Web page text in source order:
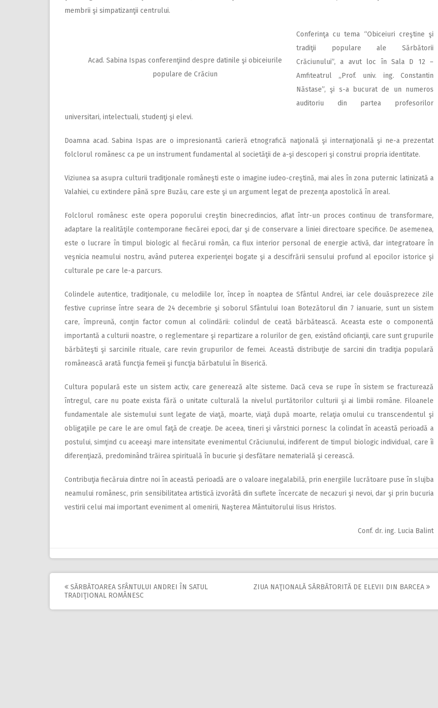
membrii şi simpatizanţii centrului.
Acad. Sabina Ispas conferenţiind despre datinile şi obiceiurile
populare de Crăciun
Conferinţa cu tema “Obiceiuri creştine şi
tradiţii populare ale Sărbătorii
Crăciunului”, a avut loc în Sala D 12 –
Amfiteatrul „Prof. univ. ing. Constantin
Năstase”, şi s-a bucurat de un numeros
auditoriu din partea profesorilor
universitari, intelectuali, studenţi şi elevi.
Doamna acad. Sabina Ispas are o impresionantă carieră etnografică naţională şi internaţională şi ne-a prezentat
folclorul românesc ca pe un instrument fundamental al societăţii de a-şi descoperi şi construi propria identitate.
Viziunea sa asupra culturii tradiţionale româneşti este o imagine iudeo-creştină, mai ales în zona puternic latinizată a
Valahiei, cu extindere până spre Buzău, care este şi un argument legat de prezenţa apostolică în areal.
Folclorul românesc este opera poporului creştin binecredincios, aflat într-un proces continuu de transformare,
adaptare la realităţile contemporane fiecărei epoci, dar şi de conservare a liniei directoare specifice. De asemenea,
este o lucrare în timpul biologic al fiecărui român, ca flux interior personal de energie activă, dar integratoare în
veşnicia neamului nostru, având puterea experienţei bogate şi a descifrării sensului profund al epocilor istorice şi
culturale pe care le-a parcurs.
Colindele autentice, tradiţionale, cu melodiile lor, încep în noaptea de Sfântul Andrei, iar cele douăsprezece zile
festive cuprinse între seara de 24 decembrie şi soborul Sfântului Ioan Botezătorul din 7 ianuarie, sunt un sistem
care, împreună, conţin factor comun al colindării: colindul de ceată bărbătească. Aceasta este o componentă
importantă a culturii noastre, o reglementare şi repartizare a rolurilor de gen, existând oficianţii, care sunt grupurile
bărbăteşti şi sarcinile rituale, care revin grupurilor de femei. Această distribuţie de sarcini din tradiţia populară
românească arată funcţia femeii şi funcţia bărbatului în Biserică.
Cultura populară este un sistem activ, care generează alte sisteme. Dacă ceva se rupe în sistem se fracturează
întregul, care nu poate exista fără o unitate culturală la nivelul purtătorilor culturii şi ai limbii române. Filoanele
fundamentale ale sistemului sunt legate de viaţă, moarte, viaţă după moarte, relaţia omului cu transcendentul şi
obligaţiile pe care le are omul faţă de creaţie. De aceea, tineri şi vârstnici pornesc la colindat în această perioadă a
postului, simţind cu aceeaşi mare intensitate evenimentul Crăciunului, indiferent de timpul biologic individual, care îi
diferenţiază, predominând trăirea spirituală în bucurie şi desfătare nematerială şi cerească.
Contribuţia fiecăruia dintre noi în această perioadă are o valoare inegalabilă, prin energiile lucrătoare puse în slujba
neamului românesc, prin sensibilitatea artistică izvorâtă din suflete încercate de necazuri şi nevoi, dar şi prin bucuria
vestirii celui mai important eveniment al omenirii, Naşterea Mântuitorului Iisus Hristos.
Conf. dr. ing. Lucia Balint
Post
navigation
SĂRBĂTOAREA SFÂNTULUI ANDREI ÎN SATUL
TRADIŢIONAL ROMÂNESC
ZIUA NAŢIONALĂ SĂRBĂTORITĂ DE ELEVII DIN BARCEA